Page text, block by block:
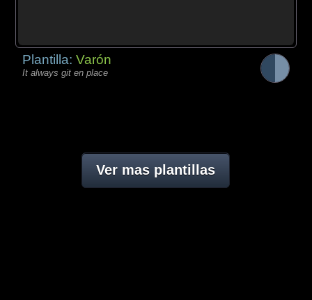
Plantilla:Varón
It always git en place
Ver mas plantillas